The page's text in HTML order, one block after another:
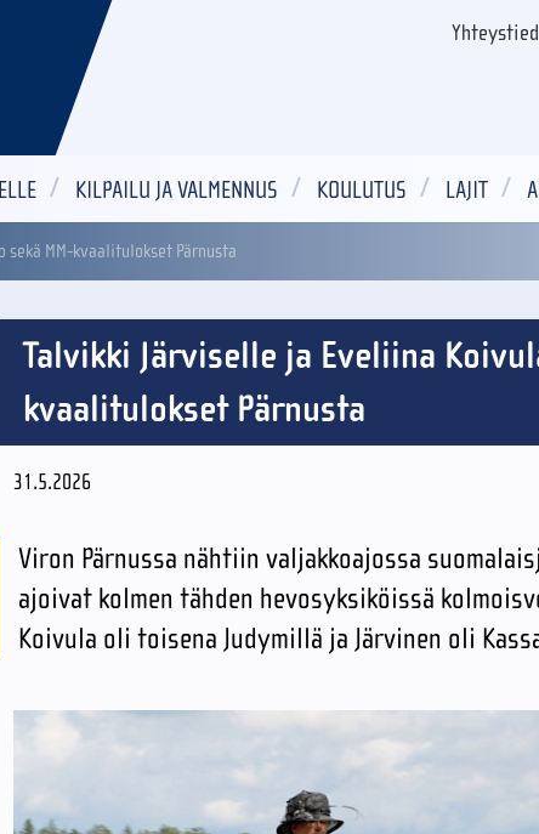
KILPAILU JA VALMENNUS KOULUTUS LAJIT
MM-kvaalitulokset Pärnusta
Talvikki Järviselle ja Eveliina
kvaalitulokset Pärnusta
31.5.2026
Viron Pärnussa nähtiin valjakkoajossa
ajoivat kolmen tähden hevosyksiköissä
Koivula oli toisena Judymillä ja Järvinen oli